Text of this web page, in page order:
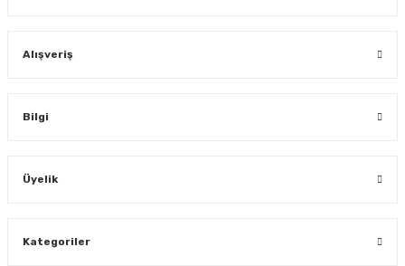
Alışveriş
Bilgi
Üyelik
Kategoriler